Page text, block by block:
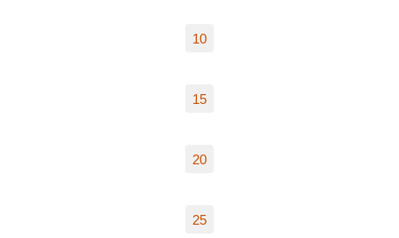
10
15
20
25